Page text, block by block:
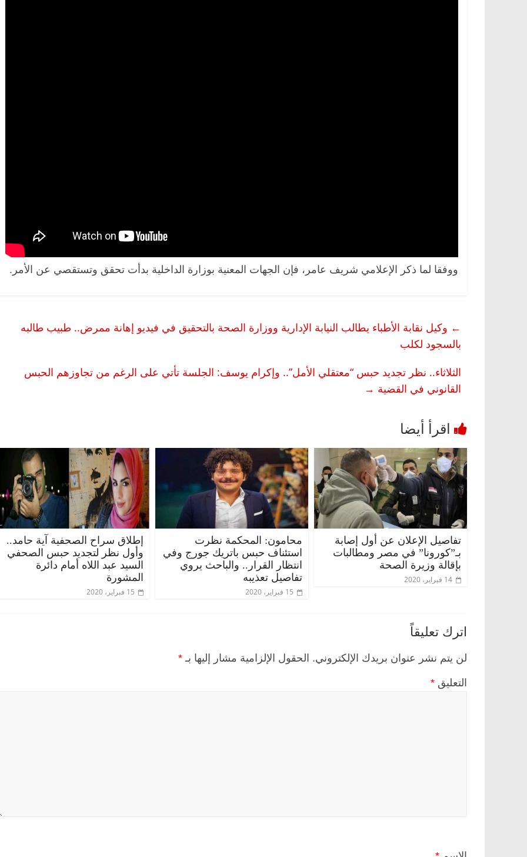
ووفقا لما ذكر الإعلامي شريف عامر، فإن الجهات المعنية بوزارة الداخلية بدأت تحقق وتستقصي عن الأمر.
← وكيل نقابة الأطباء يطالب النيابة الإدارية ووزارة الصحة بالتحقيق في فيديو إهانة ممرض.. طبيب طالبه
بالسجود لكلب
الثلاثاء.. نظر تجديد حبس “معتقلي الأمل”.. وإكرام يوسف: الجلسة تأتي على الرغم من تجاوزهم الحبس
القانوني في القضية →
تفاصيل الإعلان عن أول إصابة
بـ”كورونا” في مصر ومطالبات
بإقالة وزيرة الصحة
14 فبراير، 2020
محامون: المحكمة نظرت
استئناف حبس باتريك جورج وفي
انتظار القرار.. والباحث يروي
تفاصيل تعذيبه
15 فبراير، 2020
إطلاق سراح الصحفية آية حامد..
وأول نظر لتجديد حبس الصحفي
السيد عبد اللاه أمام دائرة
المشورة
15 فبراير، 2020
اترك تعليقاً
لن يتم نشر عنوان بريدك الإلكتروني. الحقول الإلزامية مشار إليها بـ *
التعليق *